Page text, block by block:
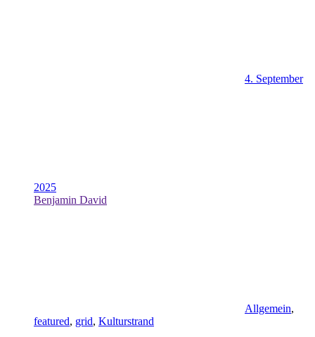
4. September
2025
Benjamin David
Allgemein,
featured, grid, Kulturstrand